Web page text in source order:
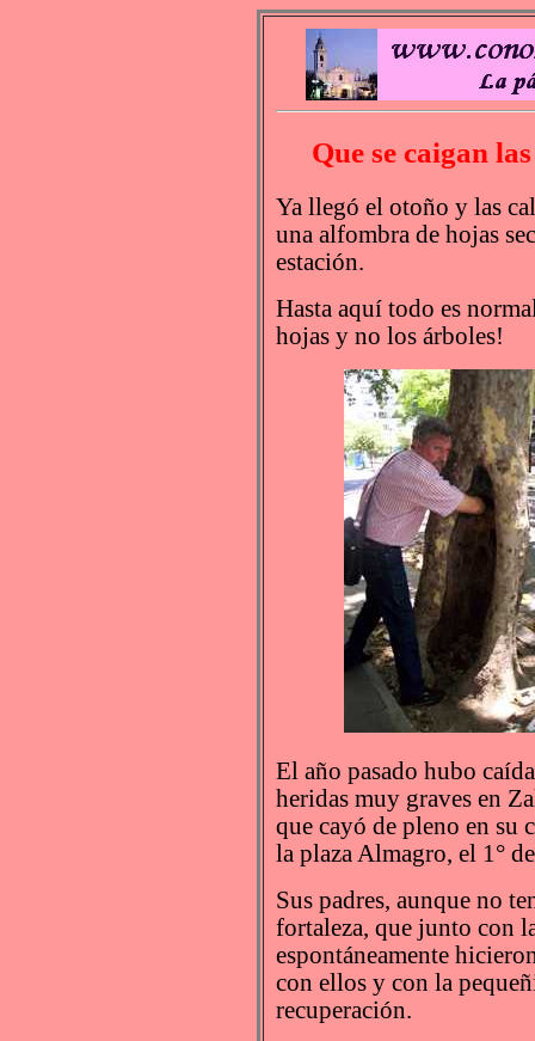
Que se caigan
Ya llegó el otoño y las
una alfombra de hojas
estación.
Hasta aquí todo es
hojas y no los árboles!
El año pasado hubo
heridas muy graves en
que cayó de pleno en su
la plaza Almagro, el 1°
Sus padres, aunque no
fortaleza, que junto con
espontáneamente
con ellos y con la
recuperación.